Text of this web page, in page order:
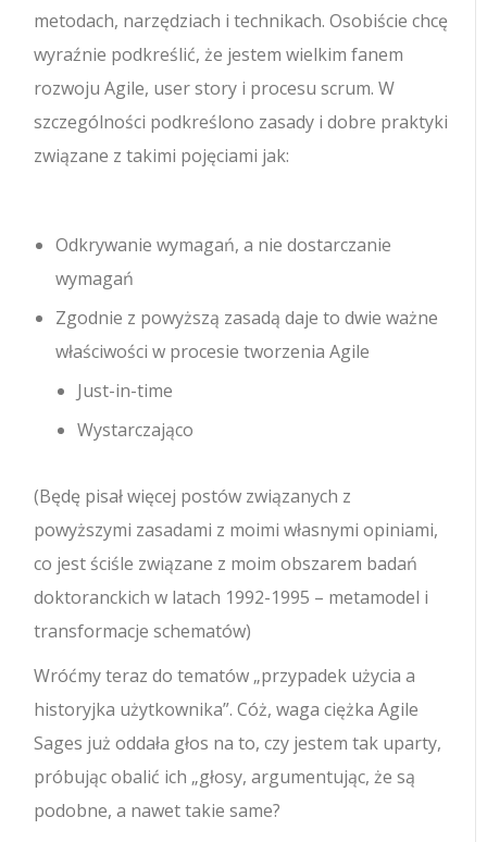
metodach, narzędziach i technikach. Osobiście chcę
wyraźnie podkreślić, że jestem wielkim fanem
rozwoju Agile, user story i procesu scrum. W
szczególności podkreślono zasady i dobre praktyki
związane z takimi pojęciami jak:
Odkrywanie wymagań, a nie dostarczanie
wymagań
Zgodnie z powyższą zasadą daje to dwie ważne
właściwości w procesie tworzenia Agile
Just-in-time
Wystarczająco
(Będę pisał więcej postów związanych z
powyższymi zasadami z moimi własnymi opiniami,
co jest ściśle związane z moim obszarem badań
doktoranckich w latach 1992-1995 – metamodel i
transformacje schematów)
Wróćmy teraz do tematów „przypadek użycia a
historyjka użytkownika”. Cóż, waga ciężka Agile
Sages już oddała głos na to, czy jestem tak uparty,
próbując obalić ich „głosy, argumentując, że są
podobne, a nawet takie same?